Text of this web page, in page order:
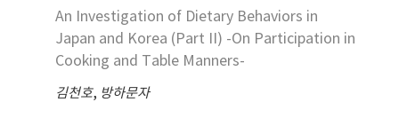
in two kinds of table, the first one called the
main table, the second the side table. The
number of sets to be arranged on the table
were different according to the royal status
of the eater. 15 sets for king's mother, 7 sets
An Investigation of Dietary Behaviors in
Japan and Korea (Part II) -On Participation in
Cooking and Table Manners-
김천호, 방하문자